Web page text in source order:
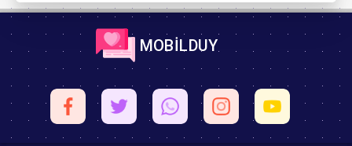
MOBİLDUY